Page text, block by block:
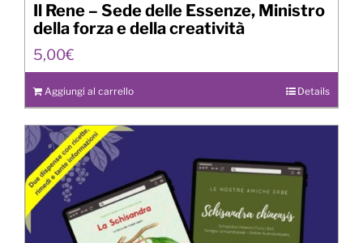
Il Rene – Sede delle Essenze, Ministro
della forza e della creatività
5,00€
Aggiungi al carrello Details